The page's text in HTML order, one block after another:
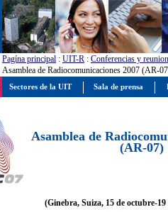
Pagína principal : UIT-R : Conferencias y
Asamblea de Radiocomunicaciones 2007 (AR-
Asamblea de
(AR-07)
(Ginebra, Suiza, 15 de octubre-19
Sectores de la UIT Sala de prensa